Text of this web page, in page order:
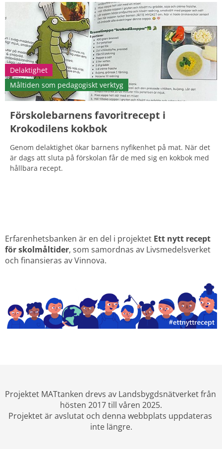
Delaktighet
Måltiden som pedagogiskt verktyg
Förskolebarnens favoritrecept i
Krokodilens kokbok
Genom delaktighet ökar barnens nyfikenhet på mat. När det
är dags att sluta på förskolan får de med sig en kokbok med
hållbara recept.
Erfarenhetsbanken är en del i projektet Ett nytt recept
för skolmåltider, som samordnas av Livsmedelsverket
och finansieras av Vinnova.
Projektet MATtanken drevs av Landsbygdsnätverket från
hösten 2017 till våren 2025.
Projektet är avslutat och denna webbplats uppdateras
inte längre.